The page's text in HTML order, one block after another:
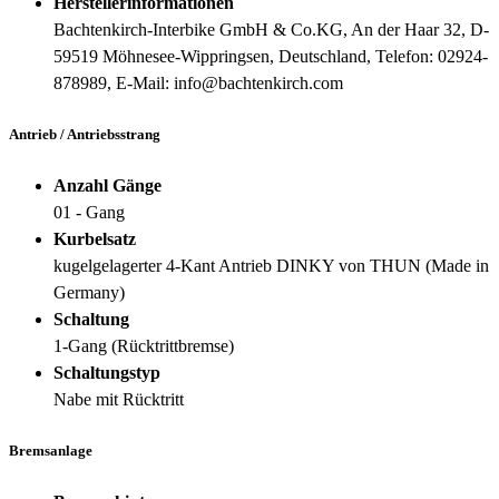
Bachtenkirch-Interbike GmbH & Co.KG, An der Haar 32, D-
59519 Möhnesee-Wippringsen, Deutschland, Telefon: 02924-
878989, E-Mail: info@bachtenkirch.com
Antrieb / Antriebsstrang
Anzahl Gänge
01 - Gang
Kurbelsatz
kugelgelagerter 4-Kant Antrieb DINKY von THUN (Made in
Germany)
Schaltung
1-Gang (Rücktrittbremse)
Schaltungstyp
Nabe mit Rücktritt
Bremsanlage